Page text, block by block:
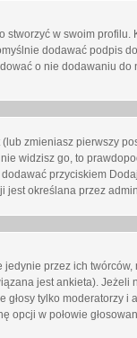
w swoim
dodawać podpis
o nie dodawaniu
zmieniasz pierwszy
widzisz go, to
przyciskiem
jest określana przez
przez ich
jest ankieta).
głosy tylko
opcji w połowie